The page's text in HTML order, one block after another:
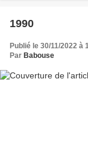
1990
Publié le 30/11/2022 à
Par Babouse